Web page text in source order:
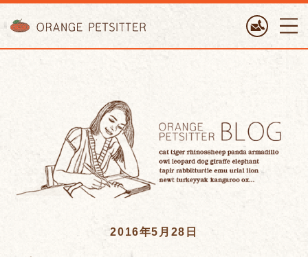
2016年5月28日